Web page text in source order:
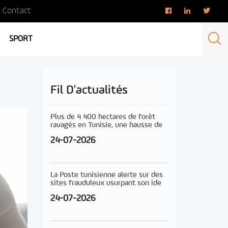
Contact
SPORT
Fil D'actualités
Plus de 4 400 hectares de forêt
ravagés en Tunisie, une hausse de
24-07-2026
La Poste tunisienne alerte sur des
sites frauduleux usurpant son ide
24-07-2026